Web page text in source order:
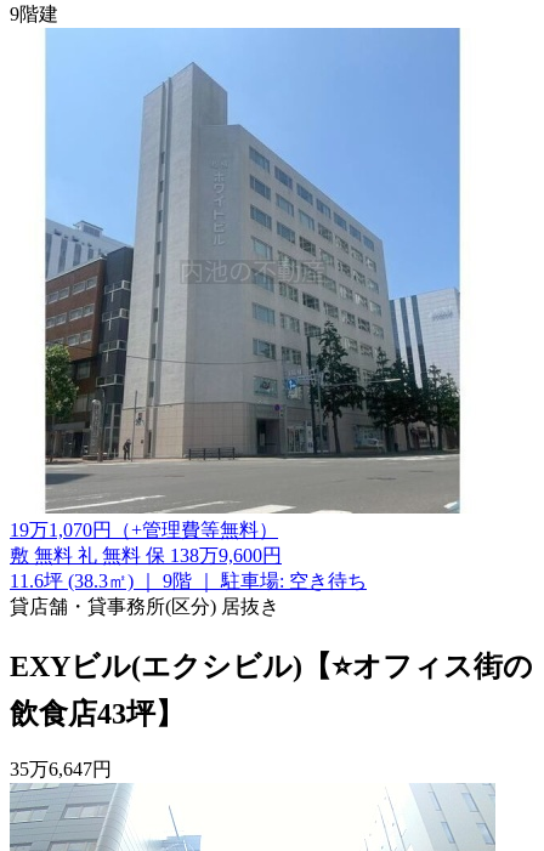
9階建
19万1,070円 （+管理費等無料）
敷 無料 礼 無料 保 138万9,600円
11.6坪 (38.3㎡)
9階
駐車場: 空き待ち
貸店舗・貸事務所(区分) 居抜き
EXYビル(エクシビル)【⭐オフィス街の
飲食店43坪】
35万6,647円